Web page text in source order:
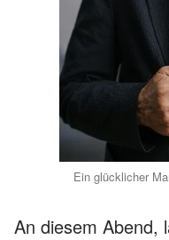
Ein glücklicher
An diesem Abend,